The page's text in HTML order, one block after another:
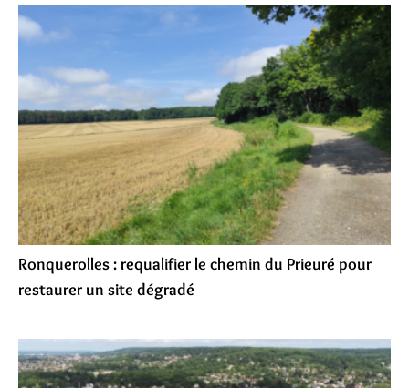
Ronquerolles : requalifier le chemin du Prieuré pour
restaurer un site dégradé